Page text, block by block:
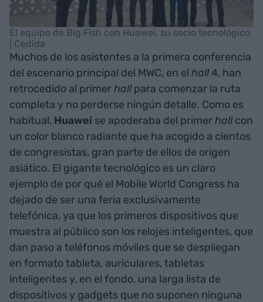
El equipo de Big Fish con Huawei, su socio tecnológico
| Cedida
Muchos de los asistentes a la primera conferencia
del escenario principal del MWC, en el hall4, han
retrocedido al primerhall para comenzar la ruta
completa y no perderse ningún detalle. Como es
habitual, Huawei se apoderaba del primerhall con
un color blanco radiante que ha acogido a cientos
de congresistas, gran parte de ellos de origen
asiático. El gigante tecnológico es un claro
ejemplo de por qué el Mobile World Congress ha
dejado de ser una feria exclusivamente
telefónica, ya que los primeros dispositivos que
muestra al público son los relojes inteligentes, que
dan paso a teléfonos móviles que se despliegan
en formato tableta, auriculares, tabletas
inteligentes y, en el fondo, una larga lista de
dispositivos y gadgets que no suponen ninguna